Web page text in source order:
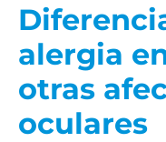
alergia
otras
oculares